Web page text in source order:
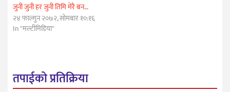
जुनी जुनी हर जुनी तिमि मेरै बन…
२४ फाल्गुन २०७२, सोमबार १०:१६
In "मल्टीमिडिया"
तपाईको प्रतिक्रिया